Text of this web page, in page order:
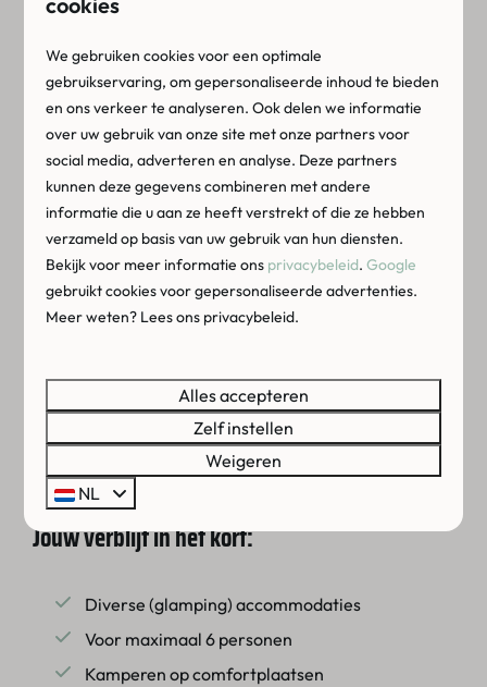
Verblijf tijdens jouwmidweek in Zeeland in een
huisjemet plek voor maximaal 6 personen. Ook
is het mogelijk om luxe te kamperen in een van
onzeglampingaccommodaties. Het ultieme
vakantiegevoel met de luxe en het comfort van
thuis, wel zo fijn! De accommodaties zijn van alle
gemakken voorzien en buiten kun je heerlijk
relaxen op de veranda met meubilair. Neem
jouw geliefde viervoeter mee, want bij ons kun
de hond!Gaat jouw voorkeur liever uit naar
kamperen? Ontdek onze ruime comfort
kampeerplaatsen met mogelijkheid totprivé
sanitair.
Jouw verblijf in het kort:
Diverse (glamping) accommodaties
Voor maximaal 6 personen
Kamperen op comfortplaatsen
We gebruiken cookies voor een optimale
gebruikservaring, om gepersonaliseerde inhoud te bieden
en ons verkeer te analyseren. Ook delen we informatie
over uw gebruik van onze site met onze partners voor
social media, adverteren en analyse. Deze partners
kunnen deze gegevens combineren met andere
informatie die u aan ze heeft verstrekt of die ze hebben
verzameld op basis van uw gebruik van hun diensten.
Bekijk voor meer informatie ons privacybeleid.Google
gebruikt cookies voor gepersonaliseerde advertenties.
Meer weten? Lees ons privacybeleid.
Alles accepteren
Zelf instellen
Weigeren
NL